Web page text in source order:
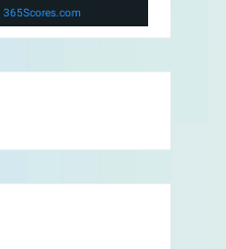
365Scores.com